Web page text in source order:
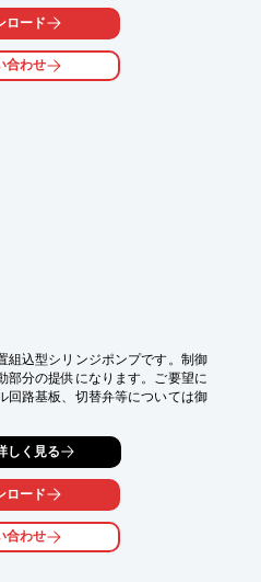
ロード
合わせ
組込型シリンジポンプです。制御
部分の提供になります。ご要望に
回路基板、切替弁等については御
しく見る
ロード
合わせ